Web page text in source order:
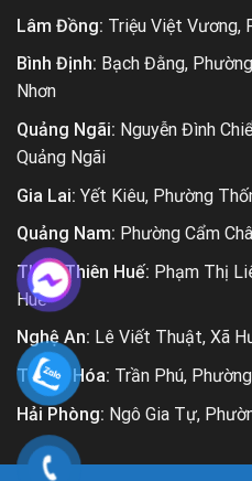
Lâm Đồng: Triệu Việt Vương,
Bình Định: Bạch Đằng,
Nhơn
Quảng Ngãi: Nguyễn Đình
Quảng Ngãi
Gia Lai: Yết Kiêu, Phường
Quảng Nam: Phường Cẩm
Thừa Thiên Huế: Phạm Thị
Huế
Nghệ An: Lê Viết Thuật, Xã
Thanh Hóa: Trần Phú,
Hải Phòng: Ngô Gia Tự,